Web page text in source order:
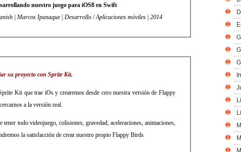
nuestro juego para iOS8 en Swift
| Marcos Ipanaque | Desarrollo / Aplicaciones móviles | 2014
su proyecto con Sprite Kit.
Kit que trae iOs y crearemos desde cero nuestra versión de Flappy
a la versión real.
tener todo videojuego, colisiones, gravedad, aceleraciones, animaciones,
la satisfacción de crear nuestro propio Flappy Birds